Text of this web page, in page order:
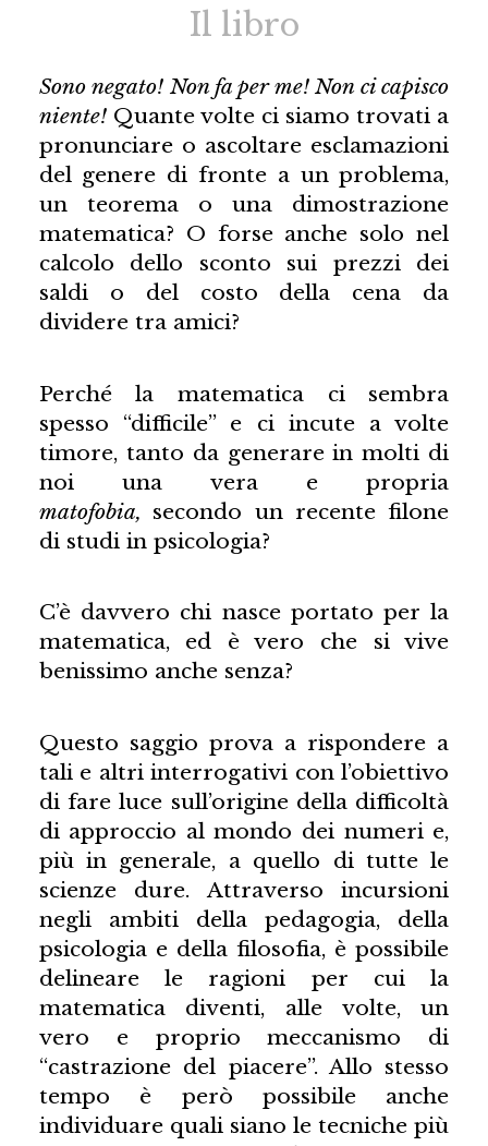
Il libro
Sono negato! Non fa per me! Non ci capisco
niente!Quante volte ci siamo trovati a
pronunciare o ascoltare esclamazioni
del genere di fronte a un problema,
un teorema o una dimostrazione
matematica? O forse anche solo nel
calcolo dello sconto sui prezzi dei
saldi o del costo della cena da
dividere tra amici?
Perché la matematica ci sembra
spesso “difficile” e ci incute a volte
timore, tanto da generare in molti di
noi una vera e propria
matofobia, secondo un recente filone
di studi in psicologia?
C’è davvero chi nasce portato per la
matematica, ed è vero che si vive
benissimo anche senza?
Questo saggio prova a rispondere a
tali e altri interrogativi con l’obiettivo
di fare luce sull’origine della difficoltà
di approccio al mondo dei numeri e,
più in generale, a quello di tutte le
scienze dure. Attraverso incursioni
negli ambiti della pedagogia, della
psicologia e della filosofia, è possibile
delineare le ragioni per cui la
matematica diventi, alle volte, un
vero e proprio meccanismo di
“castrazione del piacere”. Allo stesso
tempo è però possibile anche
individuare quali siano le tecniche più